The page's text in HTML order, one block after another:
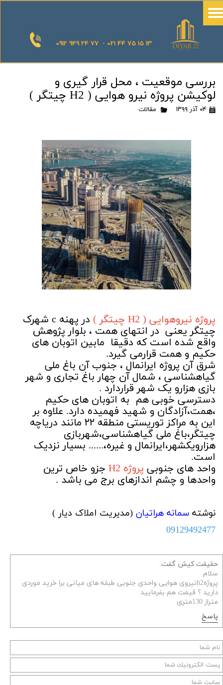
0912 949 24 77 - 021 44 75 15 13
بررسی موقعیت ، محل قرار گیری و
لوکیشن پروژه نیرو هوایی ( H2 چیتگر )
۰۴ آذر ۱۳۹۹ مقالات
پروژه نیروهوایی ( H2 چیتگر )
در پهنه c شهرک
چیتگر یعنی در انتهای همت ، بلوار پژوهش
واقع شده است که دقیقا مابین اتوبان های
حکیم و همت قرارمی گیرد.
شرق آن پروژه ایرانمال ، جنوب آن باغ ملی
گیاهشناسی ، شمال آن چهار باغ تجاری و شهر
بازی هزارو یک شهر قراردارد .
دسترسی خوبی هم به اتوبان های حکیم
،همت،آزادگان و شهید فهمیده دارد. علاوه بر
این به مراکز توریستی منطقه ۲۲ مانند دریاچه
چیتگر،باغ ملی گیاهشناسی،شهربازی
هزارویکشهر،ایرانمال و غیره،...... بسیار نزدیک
است.
واحد های جنوبی پروژه H2
جزو خاص ترین
واحدها و چشم اندازهای برج می باشد .
نوشته سمانه هراتیان (مدیریت املاک دیار )
09129492477
حقیقت کیش گفت:
سلام
پروژهh2نیروی هوایی واحدی جنوبی طبقه های میانی برا خرید موردی
دارید ؟ قیمت هم بفرمایید
متراز 130متری
پاسخ